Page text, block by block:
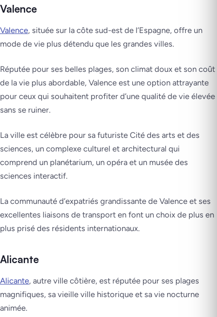
Valence
Valence, située sur la côte sud-est de l’Espagne, offre un
mode de vie plus détendu que les grandes villes.
Réputée pour ses belles plages, son climat doux et son coût
de la vie plus abordable, Valence est une option attrayante
pour ceux qui souhaitent profiter d’une qualité de vie élevée
sans se ruiner.
La ville est célèbre pour sa futuriste Cité des arts et des
sciences, un complexe culturel et architectural qui
comprend un planétarium, un opéra et un musée des
sciences interactif.
La communauté d’expatriés grandissante de Valence et ses
excellentes liaisons de transport en font un choix de plus en
plus prisé des résidents internationaux.
Alicante
Alicante, autre ville côtière, est réputée pour ses plages
magnifiques, sa vieille ville historique et sa vie nocturne
animée.